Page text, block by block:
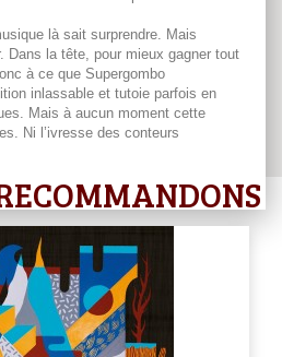
là sait surprendre. Mais
Dans la tête, pour mieux gagner tout
à ce que Supergombo
inlassable et tutoie parfois en
Mais à aucun moment cette
Ni l’ivresse des conteurs